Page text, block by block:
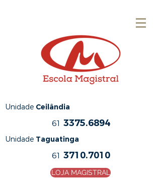
Unidade Ceilândia
61 3375.6894
Unidade Taguatinga
61 3710.7010
LOJA MAGISTRAL